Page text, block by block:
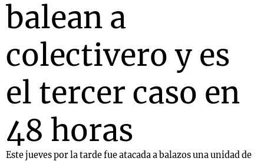
balean a
colectivero y es
el tercer caso en
48 horas
Este jueves por la tarde fue atacada a balazos una unidad de